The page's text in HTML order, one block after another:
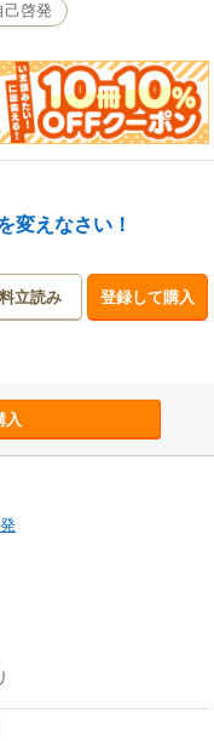
己啓発
変えなさい！
立読み 登録して購入
入